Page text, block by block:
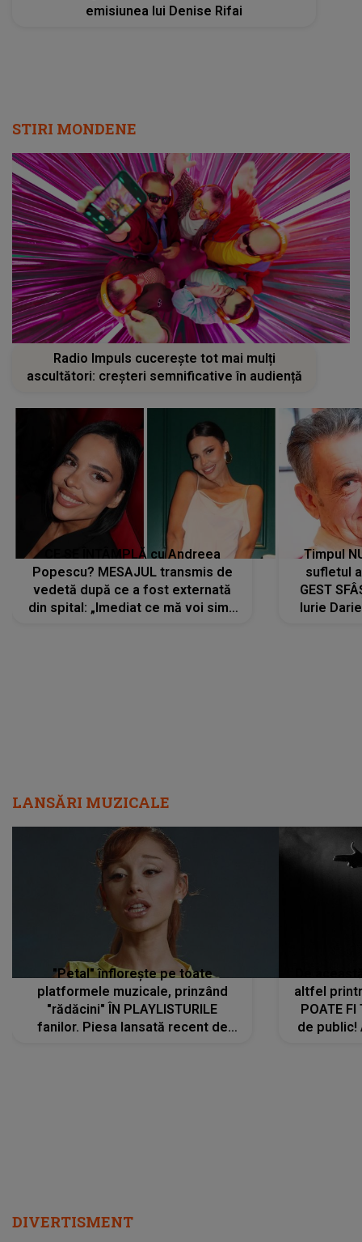
emisiunea lui Denise Rifai
STIRI MONDENE
Radio Impuls cucerește tot mai mulți
ascultători: creșteri semnificative în audiență
CE SE ÎNTÂMPLĂ cu Andreea
Popescu? MESAJUL transmis de
vedetă după ce a fost externată
din spital: „Imediat ce mă voi simți
Timpul
sufletul
GEST
Iurie
LANSĂRI MUZICALE
"Petal" înflorește pe toate
platformele muzicale, prinzând
"rădăcini" ÎN PLAYLISTURILE
fanilor. Piesa lansată recent de
altfel
POATE FI
de public!
DIVERTISMENT